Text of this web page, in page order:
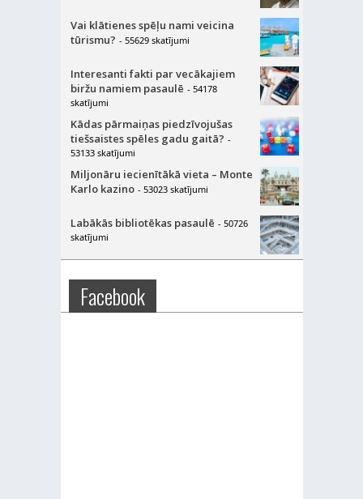
Vai klātienes spēļu nami veicina
tūrismu? - 55629 skatījumi
Interesanti fakti par vecākajiem
biržu namiem pasaulē - 54178
skatījumi
Kādas pārmaiņas piedzīvojušas
tiešsaistes spēles gadu gaitā? -
53133 skatījumi
Miljonāru iecienītākā vieta – Monte
Karlo kazino - 53023 skatījumi
Labākās bibliotēkas pasaulē - 50726
skatījumi
Facebook